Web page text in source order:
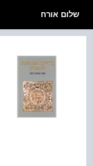
שלום אורח